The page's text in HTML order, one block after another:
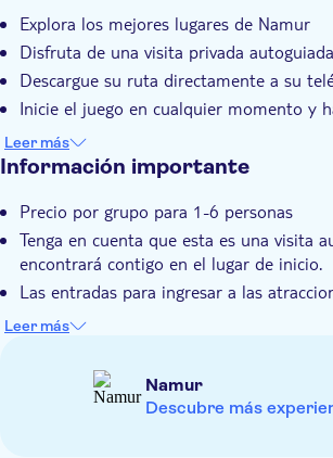
sobre cómo reproducir la ruta en su
vez en el punto de partida, comienzas tu
ciudad, ¡es así de fácil!
Grupo privado
Explora los mejores lugares de Namur
Disfruta de una visita privada
Descargue su ruta directamente a su
Inicie el juego en cualquier momento y
cuando lo desee
Leer más
Información importante
Precio por grupo para 1-6 personas
Tenga en cuenta que esta es una visita
encontrará contigo en el lugar de inicio.
Las entradas para ingresar a las
incluidas.
para explorar más un área, tomar un
Necesitas conexión a Internet (datos)
Leer más
Namur
Descubre más